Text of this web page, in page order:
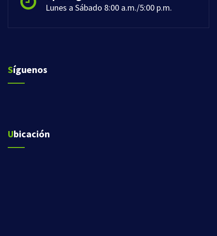
Lunes a Sábado 8:00 a.m./5:00 p.m.
Síguenos
Ubicación